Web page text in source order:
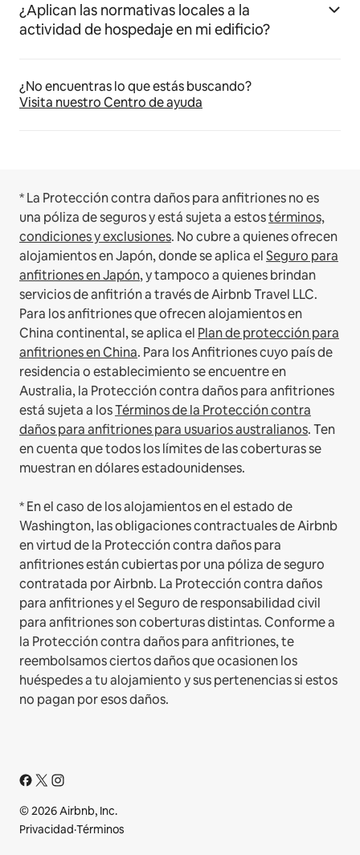
¿Aplican las normativas locales a la
actividad de hospedaje en mi edificio?
¿No encuentras lo que estás buscando?
Visita nuestro Centro de ayuda
* La Protección contra daños para anfitriones no es
una póliza de seguros y está sujeta a estostérminos,
condiciones y exclusiones. No cubre a quienes ofrecen
alojamientos en Japón, donde se aplica elSeguro para
anfitriones en Japón, y tampoco a quienes brindan
servicios de anfitrión a través de Airbnb Travel LLC.
Para los anfitriones que ofrecen alojamientos en
China continental, se aplica el Plan de protección para
anfitriones en China. Para los Anfitriones cuyo país de
residencia o establecimiento se encuentre en
Australia, la Protección contra daños para anfitriones
está sujeta a losTérminos de la Protección contra
daños para anfitriones para usuarios australianos. Ten
en cuenta que todos los límites de las coberturas se
muestran en dólares estadounidenses.
* En el caso de los alojamientos en el estado de
Washington, las obligaciones contractuales de Airbnb
en virtud de la Protección contra daños para
anfitriones están cubiertas por una póliza de seguro
contratada por Airbnb. La Protección contra daños
para anfitriones y el Seguro de responsabilidad civil
para anfitriones son coberturas distintas. Conforme a
la Protección contra daños para anfitriones, te
reembolsamos ciertos daños que ocasionen los
huéspedes a tu alojamiento y sus pertenencias si estos
no pagan por esos daños.
© 2026 Airbnb, Inc.
Privacidad·Términos